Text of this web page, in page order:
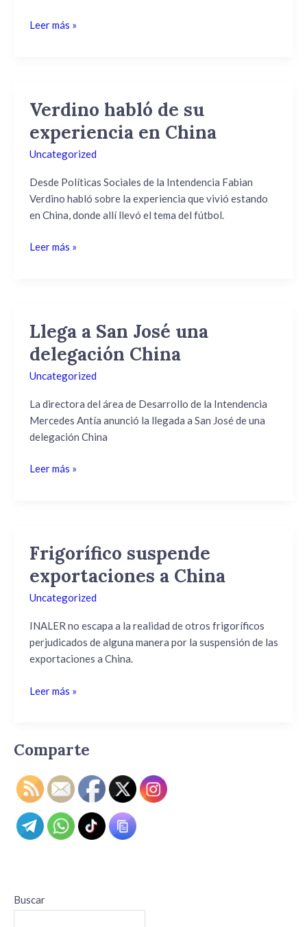
Leer más »
Verdino habló de su
experiencia en China
Uncategorized
Desde Políticas Sociales de la Intendencia Fabian
Verdino habló sobre la experiencia que vivió estando
en China, donde allí llevó el tema del fútbol.
Verdino
de
su
en
China
Leer más »
Llega a San José una
delegación China
Uncategorized
La directora del área de Desarrollo de la Intendencia
Mercedes Antía anunció la llegada a San José de una
delegación China
Llega
San
José
delegación
China
Leer más »
Frigorífico suspende
exportaciones a China
Uncategorized
INALER no escapa a la realidad de otros frigoríficos
perjudicados de alguna manera por la suspensión de las
exportaciones a China.
Frigorífico
suspende
exportaciones
a
Leer más »
Comparte
Buscar